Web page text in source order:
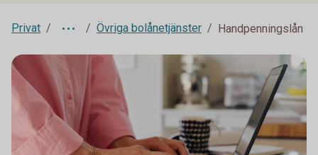
Privat Övriga bolånetjänster Handpenningslån